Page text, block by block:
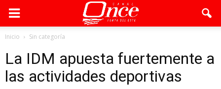
Inicio Sin categoría
La IDM apuesta fuertemente a
las actividades deportivas